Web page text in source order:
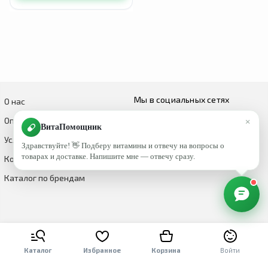
Каталог Избранное Корзина Войти
О нас
Оплата и доставка
Условия возврата и обмена
Контакты
Каталог по брендам
Мы в социальных сетях
×
ВитаПомощник
Здравствуйте! 👋 Подберу витамины и отвечу на вопросы о
товарах и доставке. Напишите мне — отвечу сразу.